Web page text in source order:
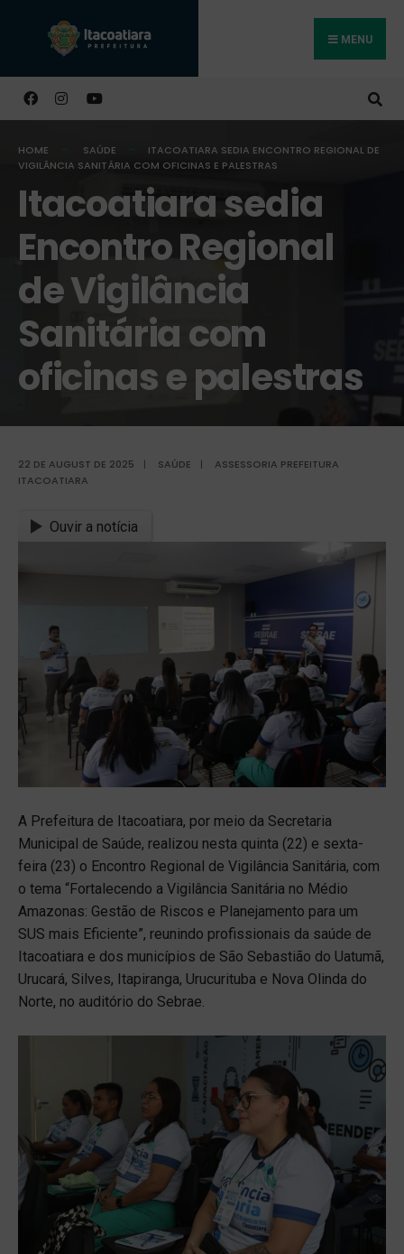
MENU
HOME SAÚDE
ITACOATIARA SEDIA ENCONTRO REGIONAL DE
VIGILÂNCIA SANITÁRIA COM OFICINAS E PALESTRAS
Itacoatiara sedia
Encontro Regional
de Vigilância
Sanitária com
oficinas e palestras
22 DE AUGUST DE 2025 | SAÚDE |
ASSESSORIA PREFEITURA
ITACOATIARA
Ouvir a notícia
A Prefeitura de Itacoatiara, por meio da Secretaria
Municipal de Saúde, realizou nesta quinta (22) e sexta-
feira (23) o Encontro Regional de Vigilância Sanitária, com
o tema “Fortalecendo a Vigilância Sanitária no Médio
Amazonas: Gestão de Riscos e Planejamento para um
SUS mais Eficiente”, reunindo profissionais da saúde de
Itacoatiara e dos municípios de São Sebastião do Uatumã,
Urucará, Silves, Itapiranga, Urucurituba e Nova Olinda do
Norte, no auditório do Sebrae.
Buscar